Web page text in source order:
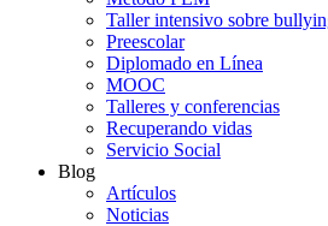
Taller intensivo sobre
Preescolar
Diplomado en Línea
MOOC
Talleres y conferencias
Recuperando vidas
Servicio Social
Blog
Artículos
Noticias